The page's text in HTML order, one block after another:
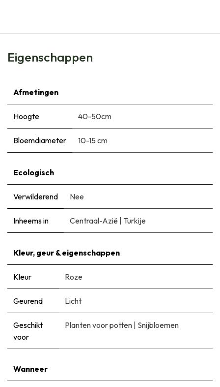
Eigenschappen
Afmetingen
Hoogte 40-50cm
Bloemdiameter 10-15 cm
Ecologisch
Verwilderend Nee
Inheems in Centraal-Azië | Turkije
Kleur, geur & eigenschappen
Kleur Roze
Geurend Licht
Geschikt
voor
Planten voor potten | Snijbloemen
Wanneer